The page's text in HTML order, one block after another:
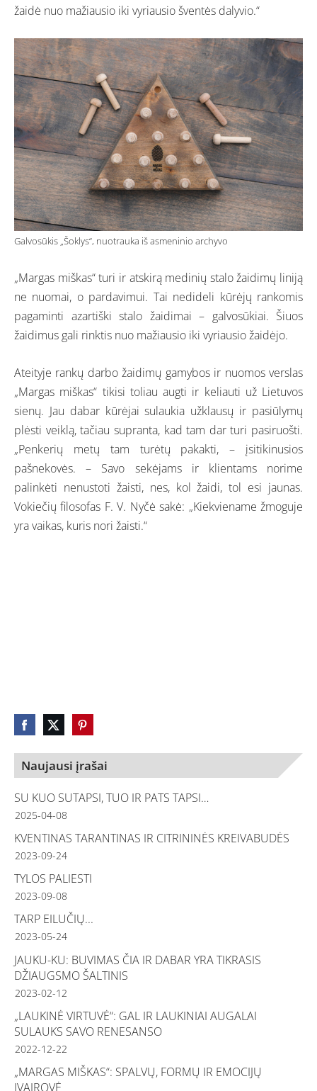
Naujausi įrašai
SU KUO SUTAPSI, TUO IR PATS TAPSI…
2025-04-08
KVENTINAS TARANTINAS IR CITRININĖS KREIVABUDĖS
2023-09-24
TYLOS PALIESTI
2023-09-08
TARP EILUČIŲ...
2023-05-24
JAUKU-KU: BUVIMAS ČIA IR DABAR YRA TIKRASIS
DŽIAUGSMO ŠALTINIS
2023-02-12
„LAUKINĖ VIRTUVĖ“: GAL IR LAUKINIAI AUGALAI
SULAUKS SAVO RENESANSO
2022-12-22
„MARGAS MIŠKAS“: SPALVŲ, FORMŲ IR EMOCIJŲ
ĮVAIROVĖ
žaidė nuo mažiausio iki vyriausio šventės dalyvio.“
Galvosūkis „Šoklys“, nuotrauka iš asmeninio archyvo
„Margas miškas“ turi ir atskirą medinių stalo žaidimų liniją
ne nuomai, o pardavimui. Tai nedideli kūrėjų rankomis
pagaminti azartiški stalo žaidimai – galvosūkiai. Šiuos
žaidimus gali rinktis nuo mažiausio iki vyriausio žaidėjo.
Ateityje rankų darbo žaidimų gamybos ir nuomos verslas
„Margas miškas“ tikisi toliau augti ir keliauti už Lietuvos
sienų. Jau dabar kūrėjai sulaukia užklausų ir pasiūlymų
plėsti veiklą, tačiau supranta, kad tam dar turi pasiruošti.
„Penkerių metų tam turėtų pakakti, – įsitikinusios
pašnekovės. – Savo sekėjams ir klientams norime
palinkėti nenustoti žaisti, nes, kol žaidi, tol esi jaunas.
Vokiečių filosofas F. V. Nyčė sakė: „Kiekviename žmoguje
yra vaikas, kuris nori žaisti.“